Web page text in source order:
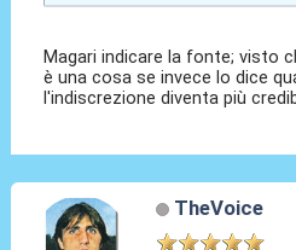
Magari indicare la fonte; visto
è una cosa se invece lo dice
l'indiscrezione diventa più
TheVoice